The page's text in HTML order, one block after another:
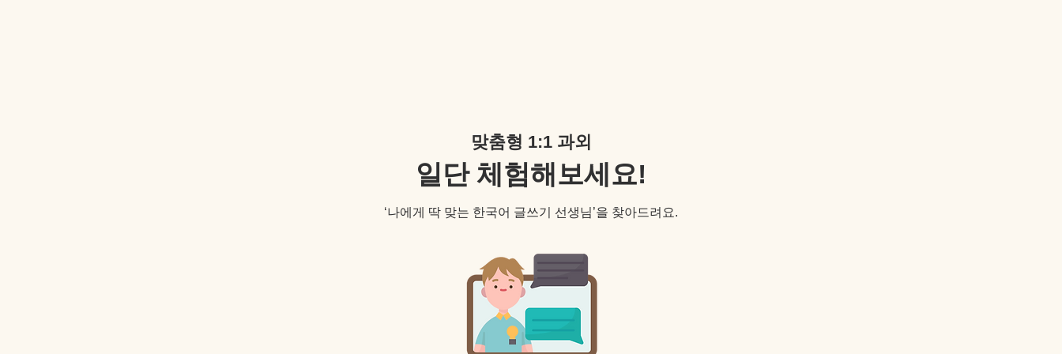
맞춤형 1:1 과외
일단 체험해보세요!
‘나에게 딱 맞는 한국어 글쓰기 선생님’을 찾아드려요.